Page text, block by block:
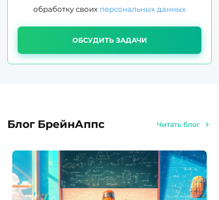
обработку своих персональных данных
ОБСУДИТЬ ЗАДАЧИ
Блог БрейнАппс Читать блог